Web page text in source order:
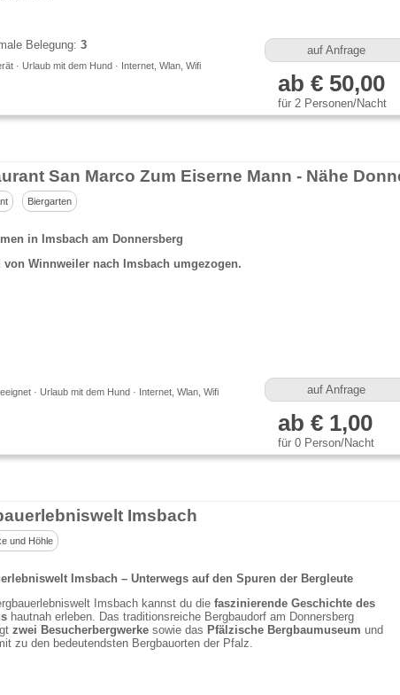
Belegung: 3
· Urlaub mit dem Hund · Internet, Wlan, Wifi
auf Anfrage
ab € 50,00
für 2 Personen/Nacht
Biergarten
in Imsbach am Donnersberg
von Winnweiler nach Imsbach umgezogen.
· Urlaub mit dem Hund · Internet, Wlan, Wifi auf Anfrage
ab € 1,00
für 0 Person/Nacht
Imsbach
und Höhle
Imsbach – Unterwegs auf den Spuren der Bergleute
Imsbach kannst du die faszinierende Geschichte des
hautnah erleben. Das traditionsreiche Bergbaudorf am Donnersberg
zwei Besucherbergwerkesowie das Pfälzische Bergbaumuseum und
zu den bedeutendsten Bergbauorten der Pfalz.